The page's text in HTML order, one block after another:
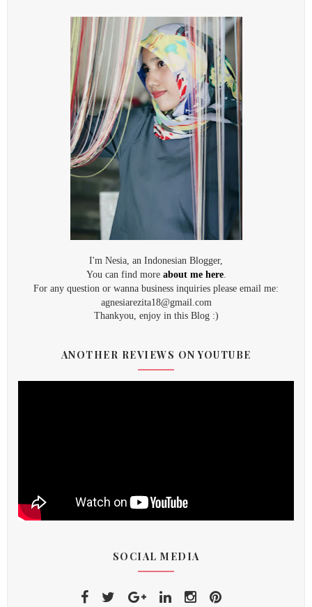
I'm Nesia, an Indonesian Blogger,
You can find more about me here.
For any question or wanna business inquiries please email me:
agnesiarezita18@gmail.com
Thankyou, enjoy in this Blog :)
ANOTHER REVIEWS ON YOUTUBE
SOCIAL MEDIA